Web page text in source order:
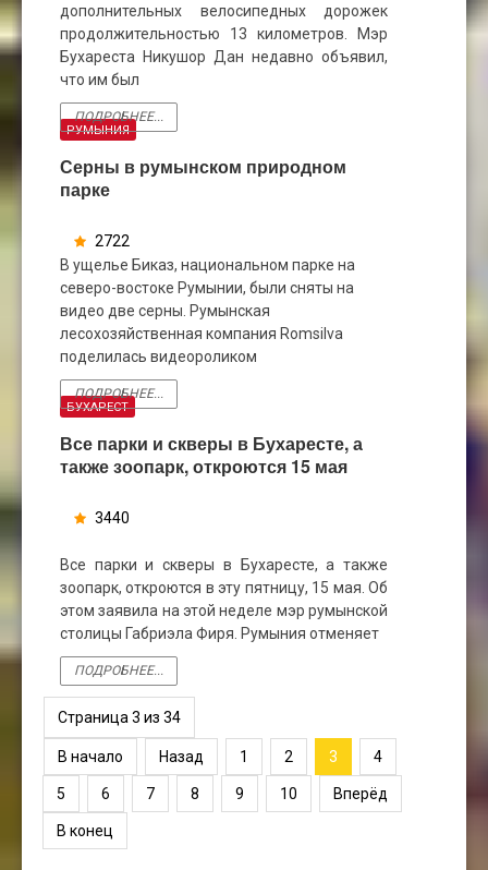
дополнительных велосипедных дорожек
продолжительностью 13 километров. Мэр
Бухареста Никушор Дан недавно объявил,
что им был
ПОДРОБНЕЕ...
Серны в румынском природном
парке
РУМЫНИЯ
ФЕВ
2722
В ущелье Биказ, национальном парке на
северо-востоке Румынии, были сняты на
видео две серны. Румынская
лесохозяйственная компания Romsilva
поделилась видеороликом
ПОДРОБНЕЕ...
Все парки и скверы в Бухаресте, а
также зоопарк, откроются 15 мая
БУХАРЕСТ
МАЯ
3440
Все парки и скверы в Бухаресте, а также
зоопарк, откроются в эту пятницу, 15 мая. Об
этом заявила на этой неделе мэр румынской
столицы Габриэла Фиря. Румыния отменяет
ПОДРОБНЕЕ...
Страница 3 из 34
В начало Назад 1 2 3 4
5 6 7 8 9 10 Вперёд
В конец